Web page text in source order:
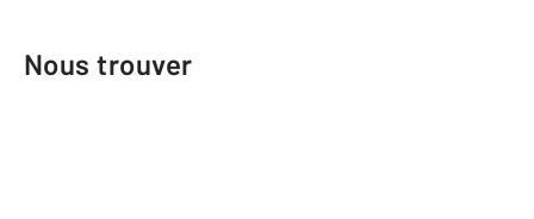
Nous trouver